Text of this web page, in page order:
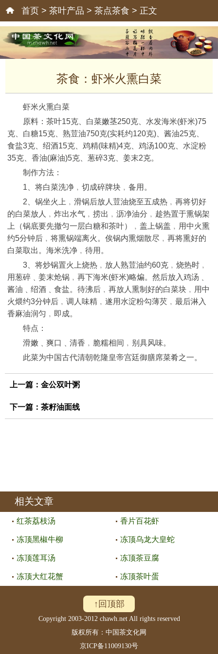
首页 > 茶叶产品 > 茶点茶食 > 正文
茶食：虾米火熏白菜
虾米火熏白菜
原料：茶叶15克、白菜嫩茎250克、水发海米(虾米)75
克、白糖15克、熟荳油750克(实耗约120克)、酱油25克、
食盐3克、绍酒15克、鸡精(味精)4克、鸡汤100克、水淀粉
35克、香油(麻油)5克、葱碎3克、姜末2克。
制作方法：
1、将白菜洗净﹐切成碎牌块﹐备用。
2、锅坐火上﹐滑锅后放人荳油烧至五成热﹐再将切好
的白菜放人﹐炸出水气﹐捞出﹐沥净油分﹐趁热置于熏锅架
上（锅底要先撤匀一层白糖和茶叶）﹐盖上锅盖﹐用中火熏
约5分钟后﹐将熏锅端离火。俟锅内熏烟散尽﹐再将熏好的
白菜取出。海米洗净﹐待用。
3、将炒锅置火上烧热﹐放人熟荳油约60克﹐烧热时﹐
用葱碎﹑姜末炝锅﹐再下海米(虾米)略煸。然后放入鸡汤﹑
酱油﹑绍酒﹑食盐。待沸后﹐再放人熏制好的白菜块﹐用中
火煨约3分钟后﹐调人味精﹐遂用水淀粉勾薄芡﹐最后淋入
香麻油润匀﹐即成。
特点：
滑嫩﹑爽口﹑清香﹐脆糯相间﹐别具风味。
此菜为中国古代清朝乾隆皇帝宫廷御膳席菜肴之一。
上一篇： 金公双叶粥
下一篇： 茶籽油面线
相关文章
红茶荔枝汤 香片百花虾
冻顶黑椒牛柳 冻顶乌龙大皇蛇
冻顶莲耳汤 冻顶茶豆腐
冻顶大红花蟹 冻顶茶叶蛋
↑回顶部
Copyright 2003-2012 chawh.net All rights reserved
版权所有：中国茶文化网
京ICP备11009130号